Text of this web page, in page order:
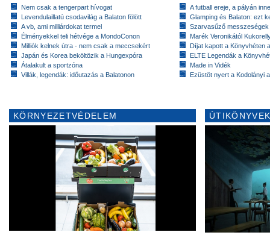
Nem csak a tengerpart hívogat
Levendulaillatú csodavilág a Balaton fölött
A vb, ami milliárdokat termel
Élményekkel teli hétvége a MondoConon
Milliók kelnek útra - nem csak a meccsekért
Japán és Korea beköltözik a Hungexpóra
Átalakult a sportzóna
Villák, legendák: időutazás a Balatonon
A futball ereje, a pályán
Glamping és Balaton: ezt
Szarvasűző messzeségek
Marék Veronikától
Díjat kapott a Könyvhéten
ELTE Legendák a
Made in Vidék
Ezüstöt nyert a Kodolányi
KÖRNYEZETVÉDELEM